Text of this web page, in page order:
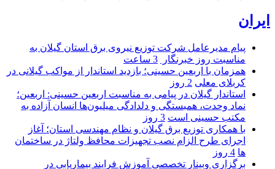
ایران
پیام مدیرعامل شركت توزیع نیروی برق استان گیلان به
مناسبت روز خبرنگار ‌
3 ساعت
همزمان با اربعین حسینی؛ بازدید استاندار از مواکب گیلانی در
کربلای معلی 2 روز
استاندار گیلان در پیامی به مناسبت اربعین حسینی: اربعین؛
نماد وحدت، همبستگی و دلدادگی میلیون‌ها انسان آزاده به
مکتب حسینی است 3 روز
با همکاری توزیع برق گیلان و نظام مهندسی استان؛ آغاز
اجرای طرح الزام نصب تجهیزات محافظ ولتاژ در ساختمان
ها 4 روز
برگزاری وبینار تخصصی آموزش فرایند بیماریابی در